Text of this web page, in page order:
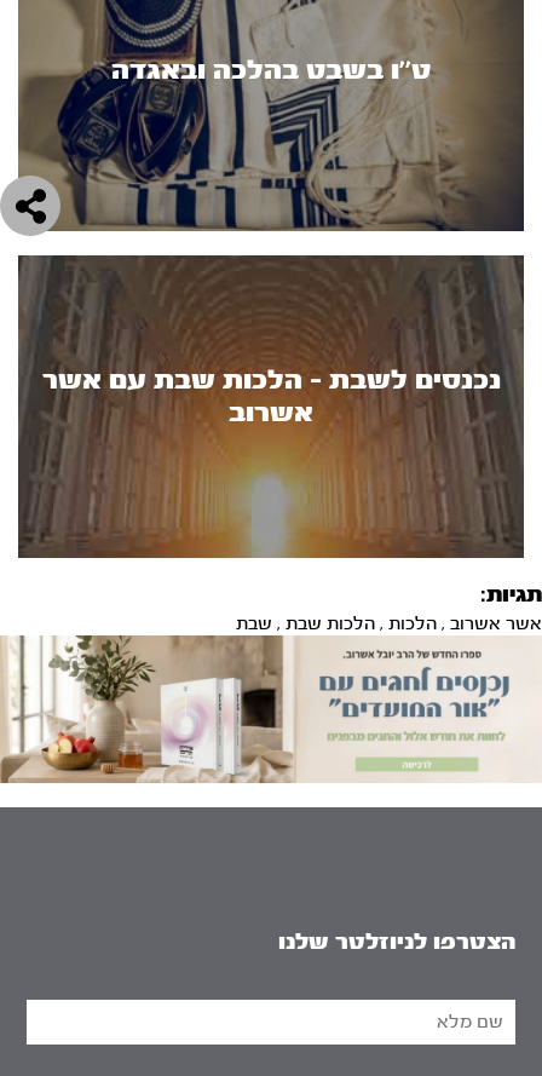
ט’’ו בשבט בהלכה ובאגדה
נכנסים לשבת - הלכות שבת עם אשר
אשרוב
תגיות:
אשר אשרוב , הלכות , הלכות שבת , שבת
הצטרפו לניוזלטר שלנו